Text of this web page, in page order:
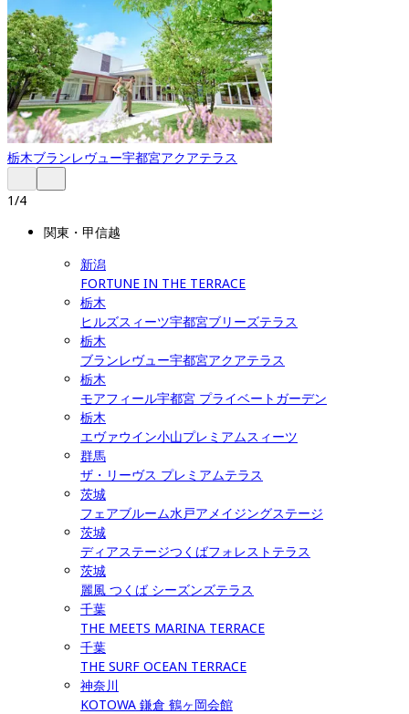
栃木ブランレヴュー宇都宮アクアテラス
1/4
関東・甲信越
新潟
FORTUNE IN THE TERRACE
栃木
ヒルズスィーツ宇都宮ブリーズテラス
栃木
ブランレヴュー宇都宮アクアテラス
栃木
モアフィール宇都宮 プライベートガーデン
栃木
エヴァウイン小山プレミアムスィーツ
群馬
ザ・リーヴス プレミアムテラス
茨城
フェアブルーム水戸アメイジングステージ
茨城
ディアステージつくばフォレストテラス
茨城
麗風 つくば シーズンズテラス
千葉
THE MEETS MARINA TERRACE
千葉
THE SURF OCEAN TERRACE
神奈川
KOTOWA 鎌倉 鶴ヶ岡会館